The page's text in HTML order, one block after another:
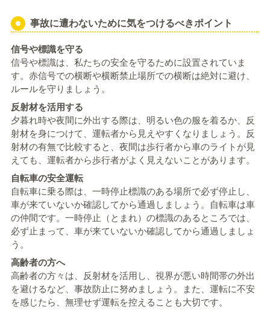
事故に遭わないために気をつけるべきポイント
信号や標識を守る
信号や標識は、私たちの安全を守るために設置されていま
す。赤信号での横断や横断禁止場所での横断は絶対に避け、
ルールを守りましょう。
反射材を活用する
夕暮れ時や夜間に外出する際は、明るい色の服を着るか、反
射材を身につけて、運転者から見えやすくなりましょう。反
射材の有無で比較すると、夜間は歩行者から車のライトが見
えても、運転者から歩行者がよく見えないことがあります。
自転車の安全運転
自転車に乗る際は、一時停止標識のある場所で必ず停止し、
車が来ていないか確認してから通過しましょう。自転車は車
の仲間です。一時停止（とまれ）の標識のあるところでは、
必ず止まって、車が来ていないか確認してから通過しましょ
う。
高齢者の方へ
高齢者の方々は、反射材を活用し、視界が悪い時間帯の外出
を避けるなど、事故防止に努めましょう。また、運転に不安
を感じたら、無理せず運転を控えることも大切です。